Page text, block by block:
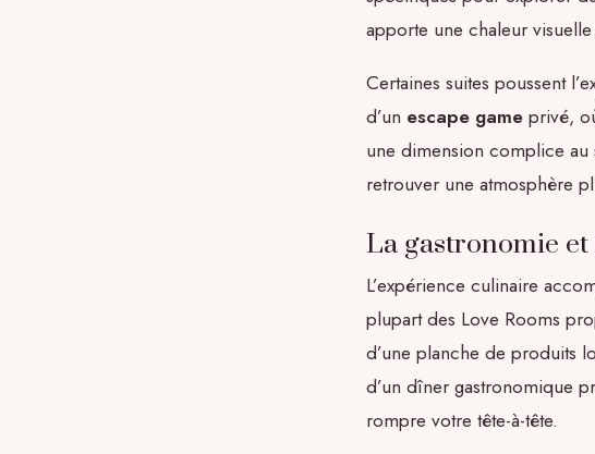
apporte une chaleur
Certaines suites poussent
d’un escape game privé,
une dimension complice
retrouver une atmosphère
La gastronomie
L’expérience culinaire
plupart des Love Rooms
d’une planche de produits
d’un dîner gastronomique
rompre votre tête-à-tête.